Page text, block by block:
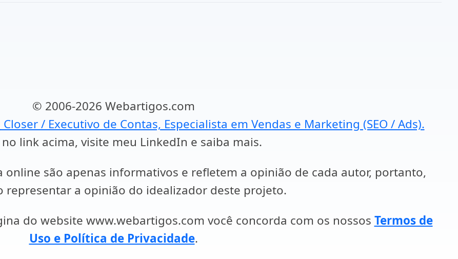
© 2006-2026 Webartigos.com
/ Executivo de Contas, Especialista em Vendas e Marketing (SEO / Ads).
link acima, visite meu LinkedIn e saiba mais.
online são apenas informativos e refletem a opinião de cada autor, portanto,
representar a opinião do idealizador deste projeto.
do website www.webartigos.com você concorda com os nossos Termos de
Uso e Política de Privacidade.